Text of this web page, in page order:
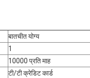
बातचीत योग्य
1
10000 प्रति माह
टी/टी क्रेडिट कार्ड